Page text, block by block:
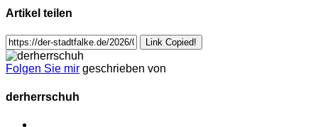
Artikel teilen
Link Copied!
Folgen Sie mir geschrieben von
derherrschuh